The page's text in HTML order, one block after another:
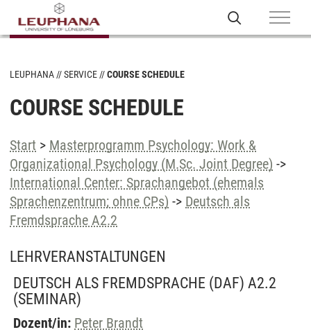
LEUPHANA SERVICE COURSE SCHEDULE
COURSE SCHEDULE
Start > Masterprogramm Psychology: Work &
Organizational Psychology (M.Sc. Joint Degree) ->
International Center: Sprachangebot (ehemals
Sprachenzentrum; ohne CPs) -> Deutsch als
Fremdsprache A2.2
LEHRVERANSTALTUNGEN
DEUTSCH ALS FREMDSPRACHE (DAF) A2.2
(SEMINAR)
Dozent/in: Peter Brandt